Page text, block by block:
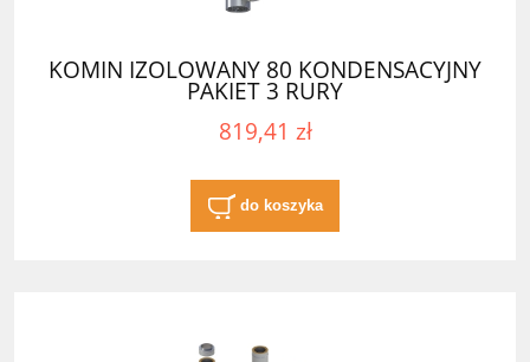
KOMIN IZOLOWANY 80 KONDENSACYJNY
PAKIET 3 RURY
819,41 zł
do koszyka